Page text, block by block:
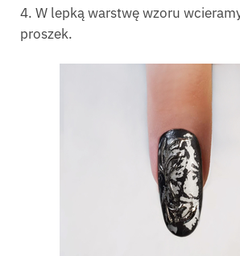
4. W lepką warstwę wzoru
proszek.